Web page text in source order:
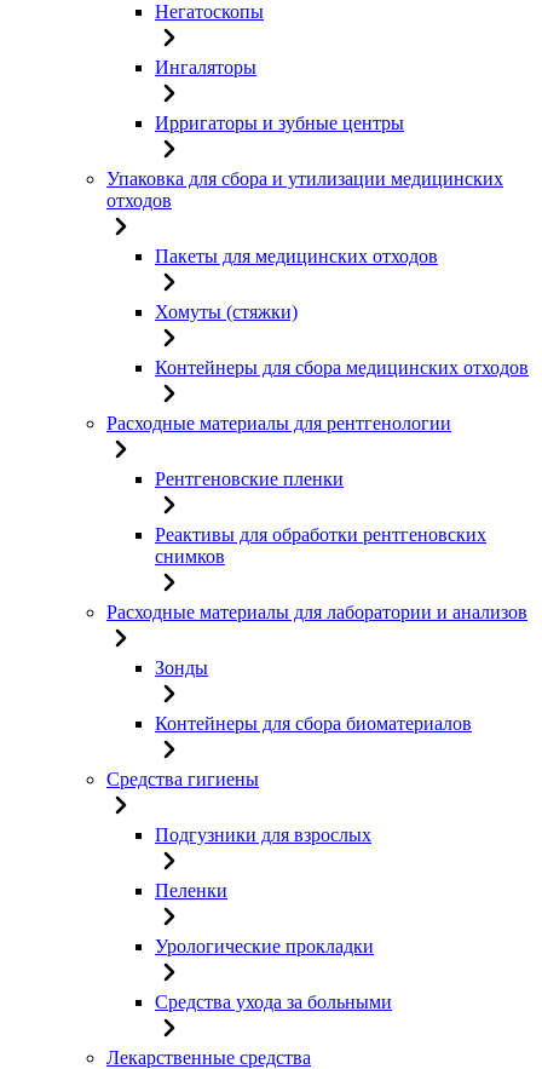
Негатоскопы
Ингаляторы
Ирригаторы и зубные центры
Упаковка для сбора и утилизации медицинских
отходов
Пакеты для медицинских отходов
Хомуты (стяжки)
Контейнеры для сбора медицинских отходов
Расходные материалы для рентгенологии
Рентгеновские пленки
Реактивы для обработки рентгеновских
снимков
Расходные материалы для лаборатории и анализов
Зонды
Контейнеры для сбора биоматериалов
Средства гигиены
Подгузники для взрослых
Пеленки
Урологические прокладки
Средства ухода за больными
Лекарственные средства